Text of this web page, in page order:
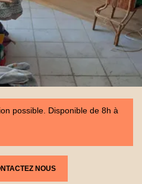
possible. Disponible de 8h à
NOUS